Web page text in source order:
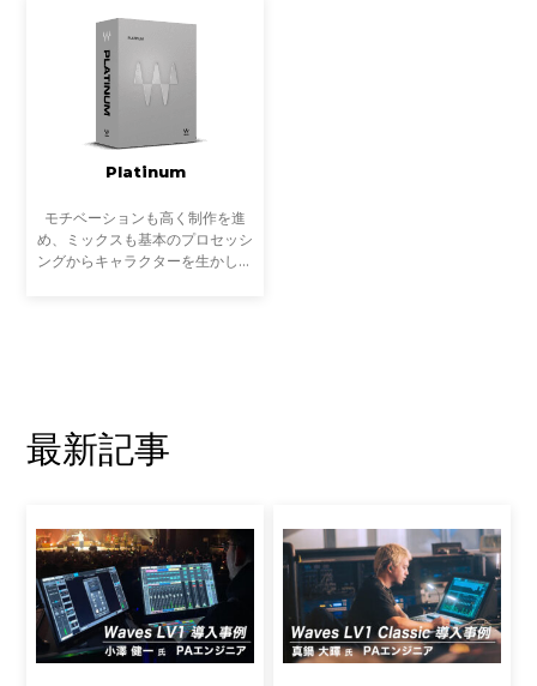
作、ミキシング、マスタリングは
一般的なものになりました。
Platinum
モチベーションも高く制作を進
め、ミックスも基本のプロセッシ
ングからキャラクターを生かしバ
最新記事